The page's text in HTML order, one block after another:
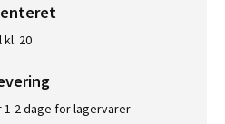
20
2 dage for lagervarer